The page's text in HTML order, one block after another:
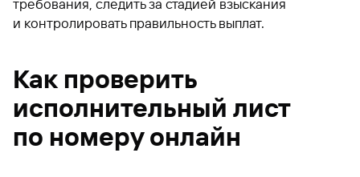
требования, следить за стадией взыскания
и контролировать правильность выплат.
Как проверить
исполнительный лист
по номеру онлайн